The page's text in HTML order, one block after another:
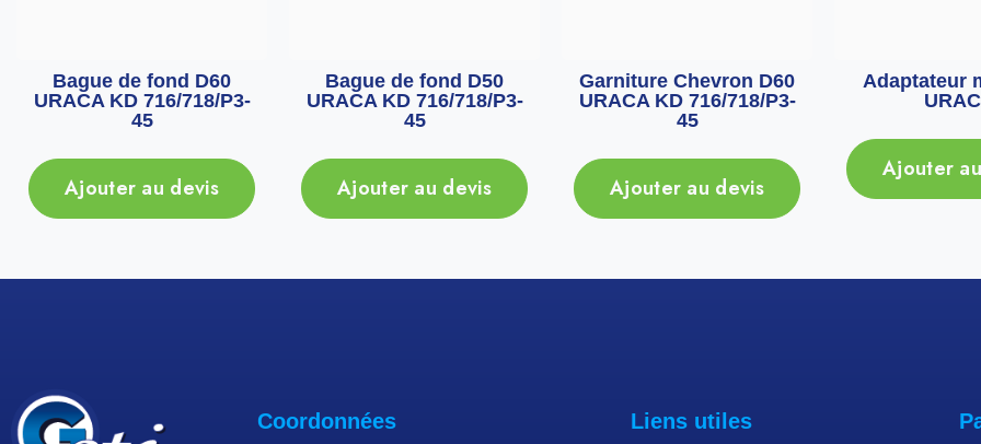
Bague de fond D60
URACA KD 716/718/P3-
45
Ajouter au devis
Bague de fond D50
URACA KD 716/718/P3-
45
Ajouter au devis
Garniture Chevron D60
URACA KD 716/718/P3-
45
Ajouter au devis
Adaptateur
Ajouter
Coordonnées Liens utiles